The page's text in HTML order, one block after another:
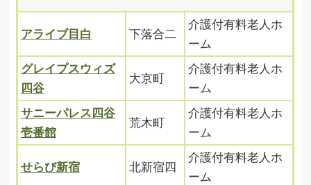
アライブ目白 下落合二
介護付有料老人ホ
ーム
グレイプスウィズ
四谷
大京町
介護付有料老人ホ
ーム
サニーパレス四谷
壱番館
荒木町
介護付有料老人ホ
ーム
せらび新宿 北新宿四
介護付有料老人ホ
ーム